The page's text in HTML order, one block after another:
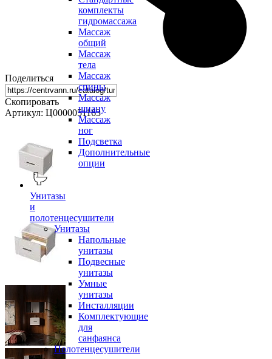
комплекты
гидромассажа
Массаж
общий
Массаж
тела
Массаж
спины
Массаж
шиацу
Массаж
ног
Подсветка
Дополнительные
опции
Унитазы
и
полотенцесушители
Унитазы
Напольные
унитазы
Подвесные
унитазы
Умные
унитазы
Инсталляции
Комплектующие
для
санфаянса
Полотенцесушители
Поделиться
Скопировать
Артикул: Ц0000051163